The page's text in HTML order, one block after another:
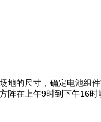
地的尺寸，确定电池组
阵在上午9时到下午16